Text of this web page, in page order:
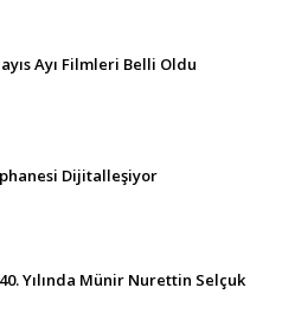
Ayı Filmleri Belli Oldu
Dijitalleşiyor
Yılında Münir Nurettin Selçuk